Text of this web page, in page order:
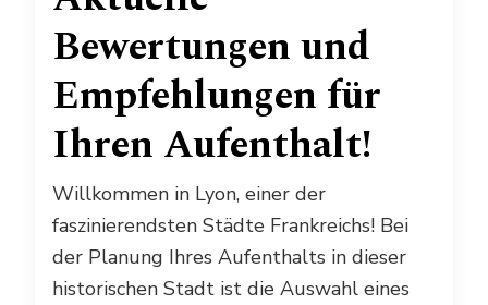
Bewertungen und
Empfehlungen für
Ihren Aufenthalt!
Willkommen in Lyon, einer der
faszinierendsten Städte Frankreichs! Bei
der Planung Ihres Aufenthalts in dieser
historischen Stadt ist die Auswahl eines